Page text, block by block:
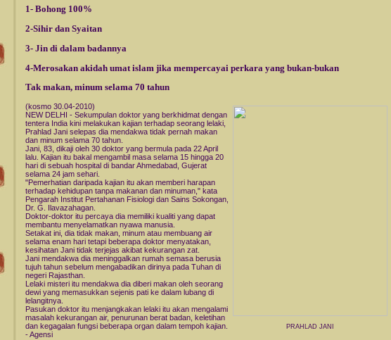
1- Bohong 100%
2-Sihir dan Syaitan
3- Jin di dalam badannya
4-Merosakan akidah umat islam jika mempercayai perkara yang bukan-bukan
Tak makan, minum selama 70 tahun
PRAHLAD JANI
(kosmo 30.04-2010)
NEW DELHI - Sekumpulan doktor yang berkhidmat dengan
tentera India kini melakukan kajian terhadap seorang lelaki,
Prahlad Jani selepas dia mendakwa tidak pernah makan
dan minum selama 70 tahun.
Jani, 83, dikaji oleh 30 doktor yang bermula pada 22 April
lalu. Kajian itu bakal mengambil masa selama 15 hingga 20
hari di sebuah hospital di bandar Ahmedabad, Gujerat
selama 24 jam sehari.
"Pemerhatian daripada kajian itu akan memberi harapan
terhadap kehidupan tanpa makanan dan minuman," kata
Pengarah Institut Pertahanan Fisiologi dan Sains Sokongan,
Dr. G. Ilavazahagan.
Doktor-doktor itu percaya dia memiliki kualiti yang dapat
membantu menyelamatkan nyawa manusia.
Setakat ini, dia tidak makan, minum atau membuang air
selama enam hari tetapi beberapa doktor menyatakan,
kesihatan Jani tidak terjejas akibat kekurangan zat.
Jani mendakwa dia meninggalkan rumah semasa berusia
tujuh tahun sebelum mengabadikan dirinya pada Tuhan di
negeri Rajasthan.
Lelaki misteri itu mendakwa dia diberi makan oleh seorang
dewi yang memasukkan sejenis pati ke dalam lubang di
lelangitnya.
Pasukan doktor itu menjangkakan lelaki itu akan mengalami
masalah kekurangan air, penurunan berat badan, keletihan
dan kegagalan fungsi beberapa organ dalam tempoh kajian.
- Agensi